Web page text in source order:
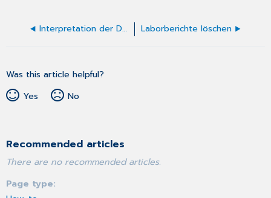
Interpretation der Darstellung Laborberichte löschen
Was this article helpful?
Yes
No
Recommended articles
There are no recommended articles.
Page type